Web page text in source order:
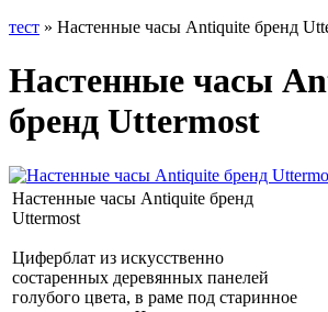
тест » Настенные часы Antiquite бренд
Настенные часы
бренд Uttermost
Настенные часы Antiquite бренд
Uttermost
Циферблат из искусственно
состаренных деревянных панелей
голубого цвета, в раме под старинное